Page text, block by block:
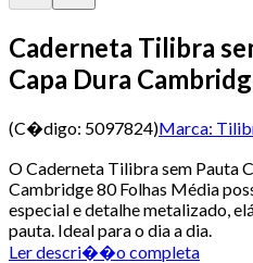
Caderneta Tilibra
Capa Dura
(C�digo: 5097824)Marca:
O Caderneta Tilibra sem Pauta
Cambridge 80 Folhas Média
especial e detalhe metalizado,
pauta. Ideal para o dia a dia.
Ler descri��o completa